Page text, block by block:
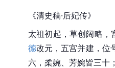
《清史稿·后妃传》
太祖初起，草创阔略，
德改元，五宫并建，位
六，柔婉、芳婉皆三十